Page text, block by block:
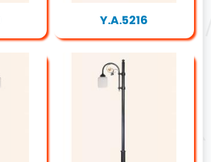
Y.A.5216